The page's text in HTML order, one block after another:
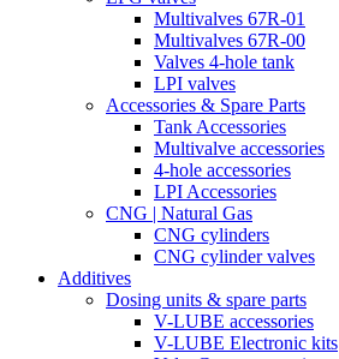
Multivalves 67R-01
Multivalves 67R-00
Valves 4-hole tank
LPI valves
Accessories & Spare Parts
Tank Accessories
Multivalve accessories
4-hole accessories
LPI Accessories
CNG | Natural Gas
CNG cylinders
CNG cylinder valves
Additives
Dosing units & spare parts
V-LUBE accessories
V-LUBE Electronic kits